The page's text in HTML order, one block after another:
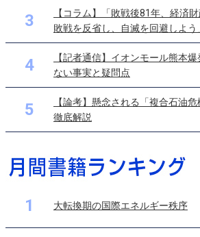
3
【コラム】「敗戦後81年、経済
敗戦を反省し、自滅を回避しよう
4
【記者通信】イオンモール熊本
ない事実と疑問点
5
【論考】懸念される「複合石油
徹底解説
1 大転換期の国際エネルギー秩序